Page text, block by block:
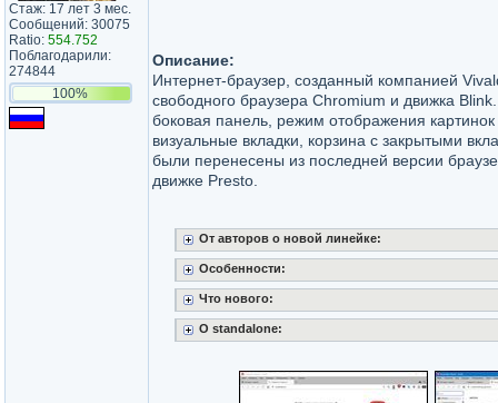
Стаж: 17 лет 3 мес.
Сообщений: 30075
Ratio: 554.752
Поблагодарили:
274844
100%
Описание:
Интернет-браузер, созданный компанией
свободного браузера Chromium и движка
боковая панель, режим отображения
визуальные вкладки, корзина с закрытыми
были перенесены из последней версии
движке Presto.
От авторов о новой линейке:
Особенности:
Что нового:
О standalone: